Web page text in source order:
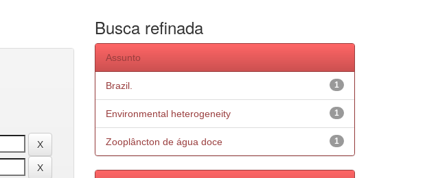
Busca refinada
Assunto
1
Brazil.
1
Environmental heterogeneity
1
Zooplâncton de água doce